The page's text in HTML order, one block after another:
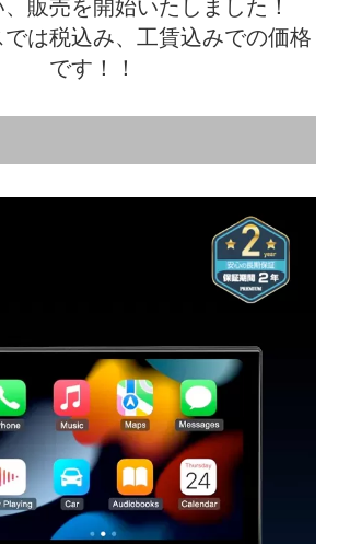
販売を開始いたしました！
は税込み、工賃込みでの価格
です！！